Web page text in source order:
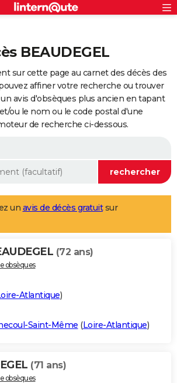
BEAUDEGEL
sur cette page au carnet des décès des
affiner votre recherche ou trouver
avis d'obsèques plus ancien en tapant
ou le nom ou le code postal d'une
de recherche ci-dessous.
un avis de décès gratuitsur
(72 ans)
obsèques
Atlantique)
Saint-Même (Loire-Atlantique)
(71 ans)
obsèques